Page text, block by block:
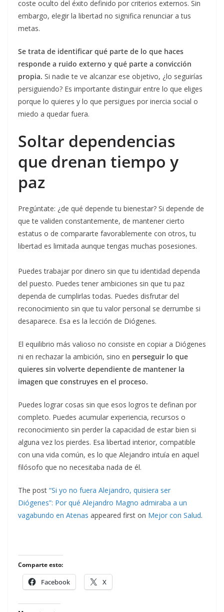
coste oculto del éxito definido por criterios externos. Sin
embargo, elegir la libertad no significa renunciar a tus
metas.
Se trata de identificar qué parte de lo que haces
responde a ruido externo y qué parte a convicción
propia. Si nadie te ve alcanzar ese objetivo, ¿lo seguirías
persiguiendo? Es importante distinguir entre lo que eliges
porque lo quieres y lo que persigues por inercia social o
miedo a quedar fuera.
Soltar dependencias
que drenan tiempo y
paz
Pregúntate: ¿de qué depende tu bienestar? Si depende de
que te validen constantemente, de mantener cierto
estatus o de compararte favorablemente con otros, tu
libertad es limitada aunque tengas muchas posesiones.
Puedes trabajar por dinero sin que tu identidad dependa
del puesto. Puedes tener ambiciones sin que tu paz
dependa de cumplirlas todas. Puedes disfrutar del
reconocimiento sin que tu valor personal se derrumbe si
desaparece. Esa es la lección de Diógenes.
El equilibrio más valioso no consiste en copiar a Diógenes
ni en rechazar la ambición, sino en perseguir lo que
quieres sin volverte dependiente de mantener la
imagen que construyes en el proceso.
Puedes lograr cosas sin que esos logros te definan por
completo. Puedes acumular experiencia, recursos o
reconocimiento sin perder la capacidad de estar bien si
alguna vez los pierdes. Esa libertad interior, compatible
con una vida común, es lo que Alejandro intuía en aquel
filósofo que no necesitaba nada de él.
The post “Si yo no fuera Alejandro, quisiera ser
Diógenes”: Por qué Alejandro Magno admiraba a un
vagabundo en Atenas appeared first on Mejor con Salud.
Comparte esto:
Facebook X